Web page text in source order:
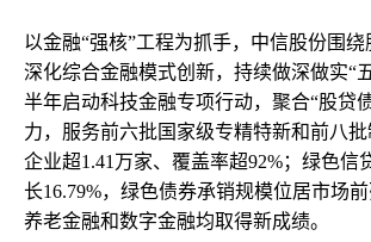
以金融“强核”工程为抓手，中信股份围绕
深化综合金融模式创新，持续做深做实“
半年启动科技金融专项行动，聚合“股贷
力，服务前六批国家级专精特新和前八
企业超1.41万家、覆盖率超92%；绿色信
长16.79%，绿色债券承销规模位居市场前
养老金融和数字金融均取得新成绩。